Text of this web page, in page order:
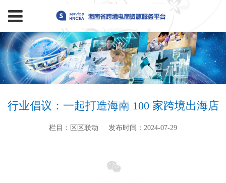
行业倡议：一起打造海南 100 家跨境出海店
栏目：区区联动 发布时间：2024-07-29